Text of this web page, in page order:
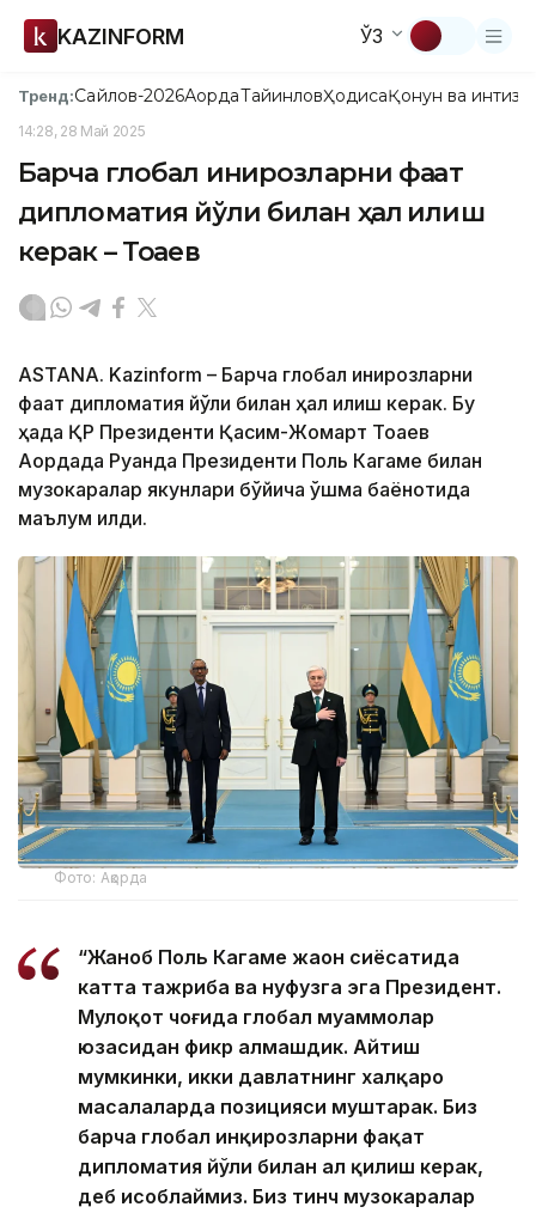
KAZINFORM ЎЗ
Тренд:Сайлов-2026АқордаТайинловҲодисаҚонун ва
14:28, 28 Май 2025
Барча глобал инқирозларни фақат
дипломатия йўли билан ҳал қилиш
керак – Тоқаев
ASTANA. Kazinform – Барча глобал инқирозларни
фақат дипломатия йўли билан ҳал қилиш керак. Бу
ҳақда ҚР Президенти Қасим-Жомарт Тоқаев
Ақордада Руанда Президенти Поль Кагаме билан
музокаралар якунлари бўйича қўшма баёнотида
маълум қилди.
Фото: Ақорда
“Жаноб Поль Кагаме жаҳон сиёсатида
катта тажриба ва нуфузга эга Президент.
Мулоқот чоғида глобал муаммолар
юзасидан фикр алмашдик. Айтиш
мумкинки, икки давлатнинг халқаро
масалаларда позицияси муштарак. Биз
барча глобал инқирозларни фақат
дипломатия йўли билан ҳал қилиш керак,
деб ҳисоблаймиз. Биз тинч музокаралар